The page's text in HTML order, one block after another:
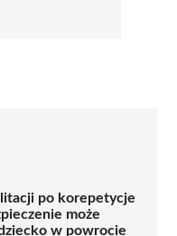
po korepetycje
może
w powrocie